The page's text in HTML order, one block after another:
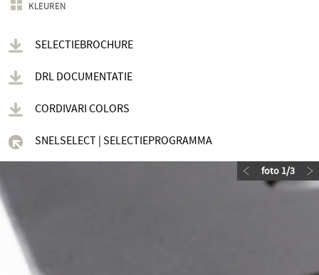
KLEUREN
SELECTIEBROCHURE
DRL DOCUMENTATIE
CORDIVARI COLORS
SNELSELECT | SELECTIEPROGRAMMA
foto 1/3